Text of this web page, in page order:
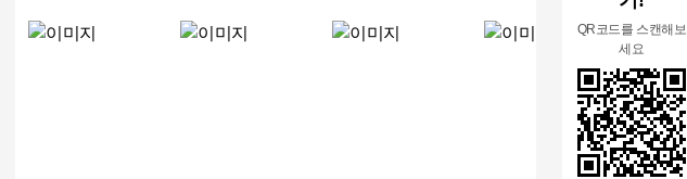
QR코드를 스캔해보
세요